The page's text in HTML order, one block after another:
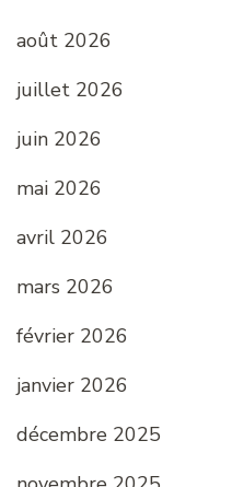
août 2026
juillet 2026
juin 2026
mai 2026
avril 2026
mars 2026
février 2026
janvier 2026
décembre 2025